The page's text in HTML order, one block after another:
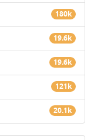
180k
19.6k
19.6k
121k
20.1k